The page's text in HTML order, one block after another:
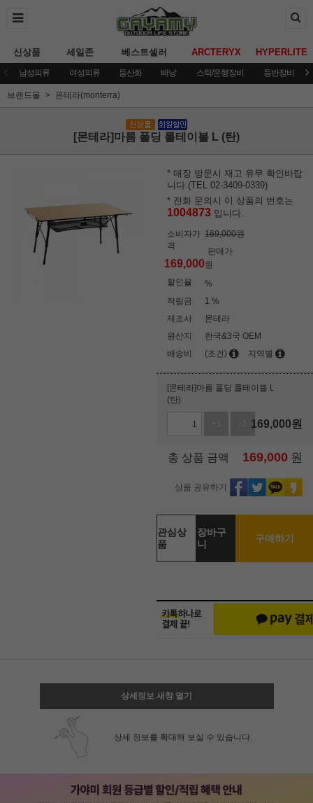
신상품 세일존 베스트셀러 ARCTERYX HYPERLITE
남성의류 여성의류 등산화 배낭 스틱/운행장비 등반장비
브랜드몰 몬테라(monterra)
[몬테라]마름 폴딩 롤테이블 L (탄)
* 매장 방문시 재고 유무 확인바랍
니다.(TEL 02-3409-0339)
* 전화 문의시 이 상품의 번호는
1004873 입니다.
소비자가
격
169,000원
판매가
169,000원
할인율
%
적립금
1 %
제조사
몬테라
원산지
한국&3국 OEM
배송비
(조건) 지역별
[몬테라]마름 폴딩 롤테이블 L
(탄)
+1 -1 169,000원
총 상품 금액 169,000 원
상품 공유하기
관심상
품
장바구
니
구매하기
상세정보 새창 열기
상세 정보를 확대해 보실 수 있습니다.